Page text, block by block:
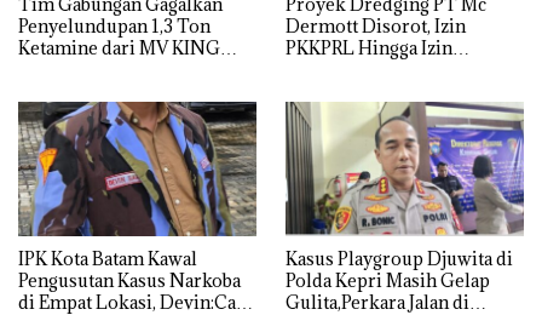
Penyelundupan 1,3 Ton
Ketamine dari MV KING
Dermott Disorot, Izin
PKKPRL Hingga Izin
IPK Kota Batam Kawal
Pengusutan Kasus Narkoba
di Empat Lokasi, Devin:Cari
Kasus Playgroup Djuwita di
Polda Kepri Masih Gelap
Gulita,Perkara Jalan di